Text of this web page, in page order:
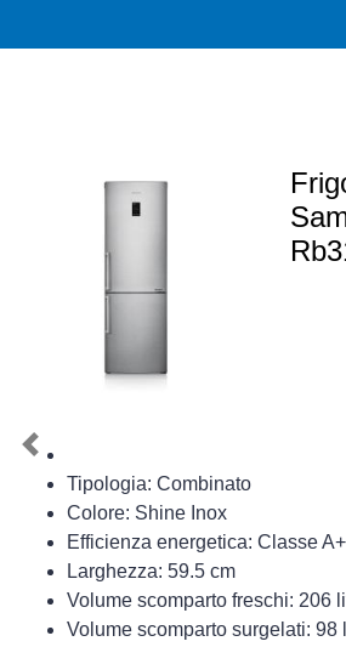
Tipologia: Combinato
Colore: Shine Inox
Efficienza energetica: Classe
Larghezza: 59.5 cm
Volume scomparto freschi: 206
Volume scomparto surgelati: 98
Previous